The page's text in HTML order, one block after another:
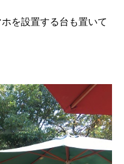
を設置する台も置いて